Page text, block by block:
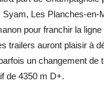
Les Planches-
pour franchir la
trailers auront plaisir à
un changement
de 4350 m D+.